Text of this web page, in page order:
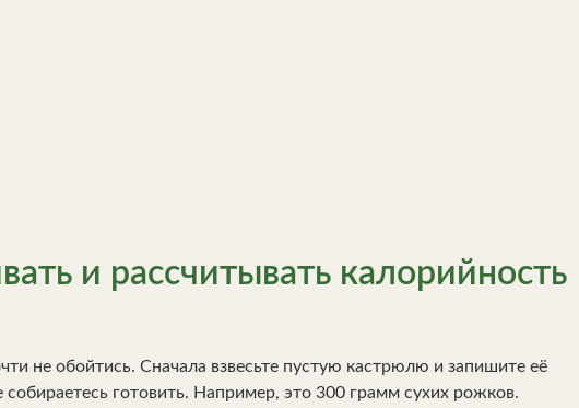
и рассчитывать калорийность
не обойтись. Сначала взвесьте пустую кастрюлю и запишите её
собираетесь готовить. Например, это 300 грамм сухих рожков.